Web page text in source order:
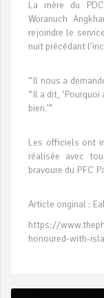
La mère du
Woranuch
rejoindre le
nuit précédant
“Il nous a
“Il a dit,
bien.’”
Les officiels ont
réalisée avec
bravoure du PFC
Article original :
https://
honoured-with-